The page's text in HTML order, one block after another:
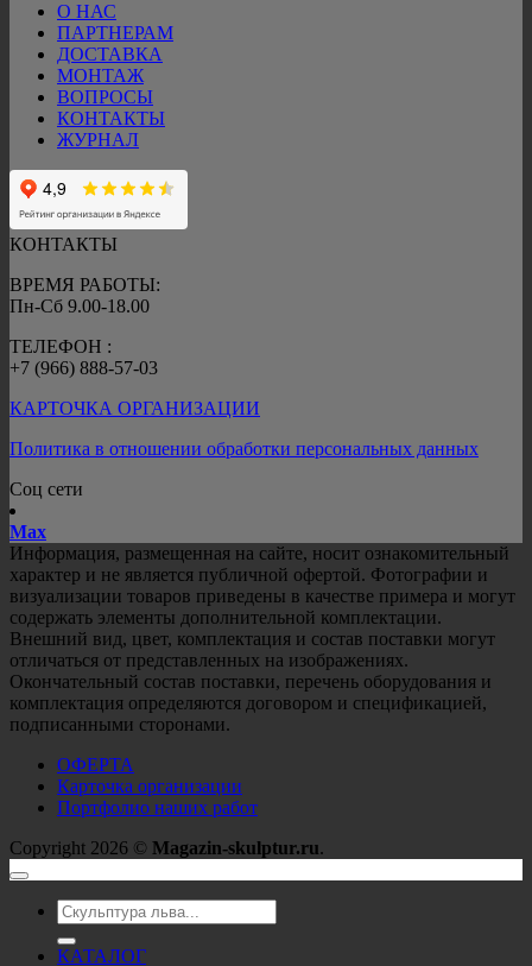
О НАС
ПАРТНЕРАМ
ДОСТАВКА
МОНТАЖ
ВОПРОСЫ
КОНТАКТЫ
ЖУРНАЛ
КОНТАКТЫ
ВРЕМЯ РАБОТЫ:
Пн-Сб 9.00-18.00
ТЕЛЕФОН :
+7 (966) 888-57-03
КАРТОЧКА ОРГАНИЗАЦИИ
Политика в отношении обработки персональных данных
Соц сети
Mах
Информация, размещенная на сайте, носит ознакомительный
характер и не является публичной офертой. Фотографии и
визуализации товаров приведены в качестве примера и могут
содержать элементы дополнительной комплектации.
Внешний вид, цвет, комплектация и состав поставки могут
отличаться от представленных на изображениях.
Окончательный состав поставки, перечень оборудования и
комплектация определяются договором и спецификацией,
подписанными сторонами.
ОФЕРТА
Карточка организации
Портфолио наших работ
Copyright 2026 © Magazin-skulptur.ru.
Искать:
КАТАЛОГ